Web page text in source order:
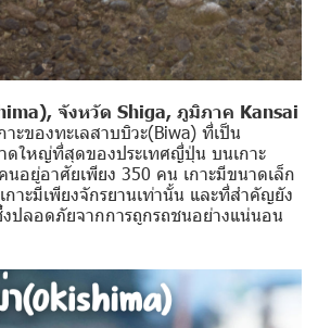
จังหวัด Shiga, ภูมิภาค Kansai
าะของทะเลสาบบิวะ(Biwa) ที่เป็น
ดใหญ่ที่สุดของประเทศญี่ปุ่น บนเกาะ
อยู่อาศัยเพียง 350 คน เกาะมีขนาดเล็ก
กาะมีเพียงจักรยานเท่านั้น และที่สำคัญยัง
ปลอดภัยจากการถูกรถชนอย่างแน่นอน